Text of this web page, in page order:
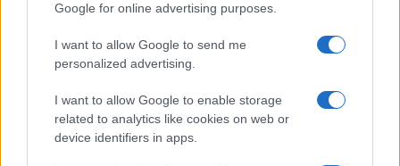
Google for online advertising purposes.
I want to allow Google to send me
personalized advertising.
I want to allow Google to enable storage
related to analytics like cookies on web or
device identifiers in apps.
Continua a leggere
SALUTE